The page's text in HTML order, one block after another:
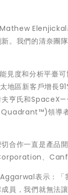
Elenjickal
。我們的清奈團
見度和分析平臺
地區新客戶增長
夫亨氏和
領導者
切合作一直是產
、
表示：「
員，我們就無法